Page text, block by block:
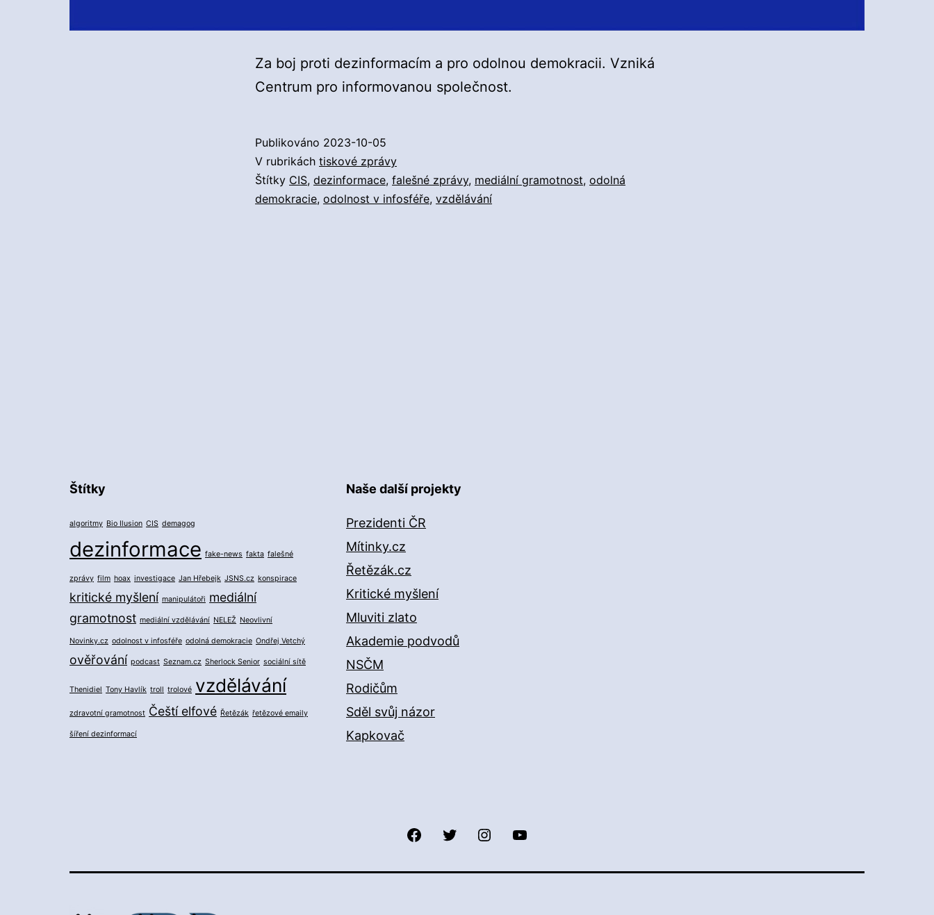
Za boj proti dezinformacím a pro odolnou demokracii. Vzniká
Centrum pro informovanou společnost.
Publikováno 2023-10-05
V rubrikách tiskové zprávy
Štítky CIS, dezinformace, falešné zprávy, mediální gramotnost, odolná
demokracie, odolnost v infosféře, vzdělávání
Štítky
algoritmy Bio Ilusion CIS demagog
dezinformace fake-news fakta falešné
zprávy film hoax investigace Jan Hřebejk JSNS.cz konspirace
kritické myšlení manipulátoři mediální
gramotnost mediální vzdělávání NELEŽ Neovlivní
Novinky.cz odolnost v infosféře odolná demokracie Ondřej Vetchý
ověřování podcast Seznam.cz Sherlock Senior sociální sítě
Thenidiel Tony Havlík troll trolové vzdělávání
zdravotní gramotnost Čeští elfové Řetězák řetězové emaily
šíření dezinformací
Naše další projekty
Prezidenti ČR
Mítinky.cz
Řetězák.cz
Kritické myšlení
Mluviti zlato
Akademie podvodů
NSČM
Rodičům
Sděl svůj názor
Kapkovač
FacebookTwitter Instagram